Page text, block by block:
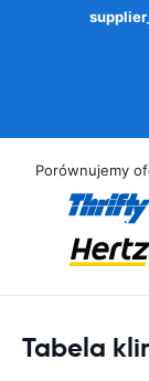
Porównujemy
Tabela